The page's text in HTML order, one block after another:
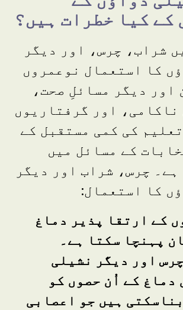
کے کیا خطرات ہیں؟
شراب، چرس، اور دیگر
کا استعمال نوعمروں
اور دیگر مسائلِ صحت،
ناکامی، اور گرفتاریوں
کی کمی مستقبل کے
کے مسائل میں
ہے۔ چرس، شراب اور دیگر
کا استعمال:
کے ارتقا پذیر دماغ
پہنچا سکتا ہے۔
اور دیگر نشیلی
دماغ کے اُن حصوں کو
ہیں جو اعصابی